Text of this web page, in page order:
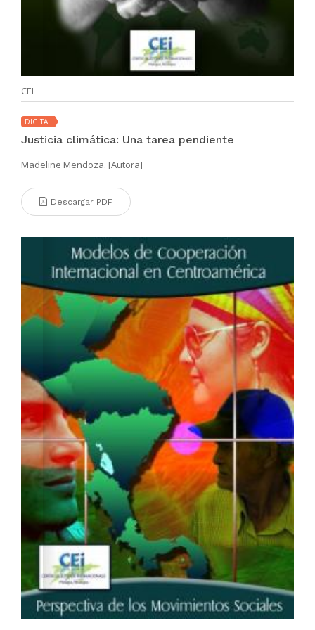
CEI
DIGITAL
Justicia climática: Una tarea pendiente
Madeline Mendoza. [Autora]
Descargar PDF